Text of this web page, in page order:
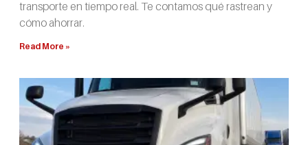
transporte en tiempo real. Te contamos qué rastrean y
cómo ahorrar.
Read More »